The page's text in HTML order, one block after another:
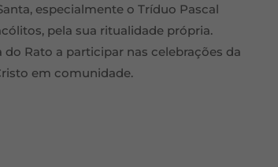
especialmente o Tríduo Pascal
pela sua ritualidade própria.
do Rato a participar nas celebrações da
em comunidade.